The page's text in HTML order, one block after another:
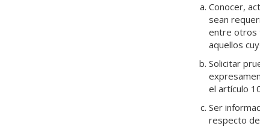
Conocer,
sean
entre otros
aquellos
Solicitar
el artículo
Ser
respecto